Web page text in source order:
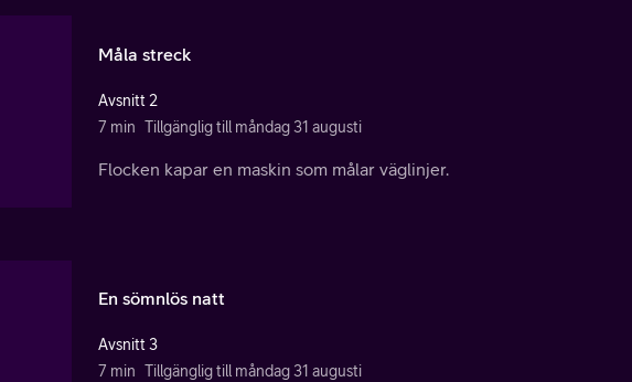
Måla streck
Avsnitt 2
7 min Tillgänglig till måndag 31 augusti
Flocken kapar en maskin som målar väglinjer.
En sömnlös natt
Avsnitt 3
7 min Tillgänglig till måndag 31 augusti